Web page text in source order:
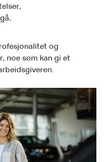
og
noe som kan gi et